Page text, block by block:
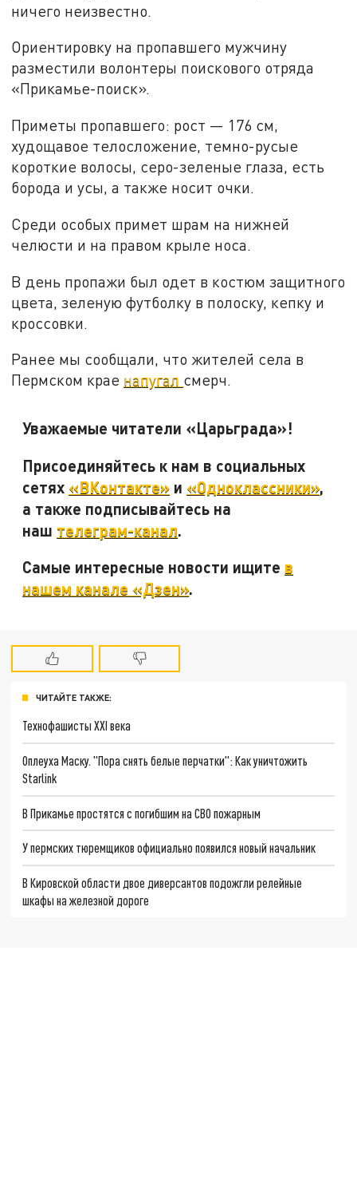
ничего неизвестно.
Ориентировку на пропавшего мужчину
разместили волонтеры поискового отряда
«Прикамье-поиск».
Приметы пропавшего: рост — 176 см,
худощавое телосложение, темно-русые
короткие волосы, серо-зеленые глаза, есть
борода и усы, а также носит очки.
Среди особых примет шрам на нижней
челюсти и на правом крыле носа.
В день пропажи был одет в костюм защитного
цвета, зеленую футболку в полоску, кепку и
кроссовки.
Ранее мы сообщали, что жителей села в
Пермском крае напугал смерч.
Уважаемые читатели «Царьграда»!
Присоединяйтесь к нам в социальных
сетях «ВКонтакте» и «Одноклассники»,
а также подписывайтесь на
наш телеграм-канал.
Самые интересные новости ищите в
нашем канале «Дзен».
ЧИТАЙТЕ ТАКЖЕ:
Технофашисты XXI века
Оплеуха Маску. "Пора снять белые перчатки": Как уничтожить
Starlink
В Прикамье простятся с погибшим на СВО пожарным
У пермских тюремщиков официально появился новый начальник
В Кировской области двое диверсантов подожгли релейные
шкафы на железной дороге